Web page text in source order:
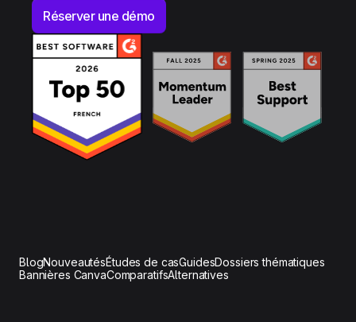
Réserver une démo
BlogNouveautésÉtudes de casGuidesDossiers thématiques
Bannières CanvaComparatifsAlternatives